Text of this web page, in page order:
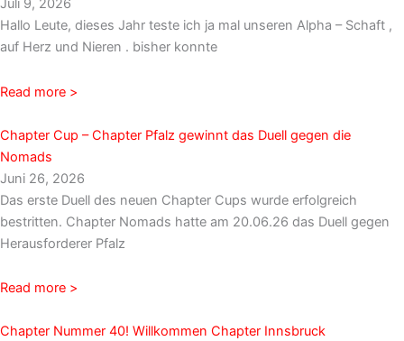
Juli 9, 2026
Hallo Leute, dieses Jahr teste ich ja mal unseren Alpha – Schaft ,
auf Herz und Nieren . bisher konnte
Read more >
Chapter Cup – Chapter Pfalz gewinnt das Duell gegen die
Nomads
Juni 26, 2026
Das erste Duell des neuen Chapter Cups wurde erfolgreich
bestritten. Chapter Nomads hatte am 20.06.26 das Duell gegen
Herausforderer Pfalz
Read more >
Chapter Nummer 40! Willkommen Chapter Innsbruck